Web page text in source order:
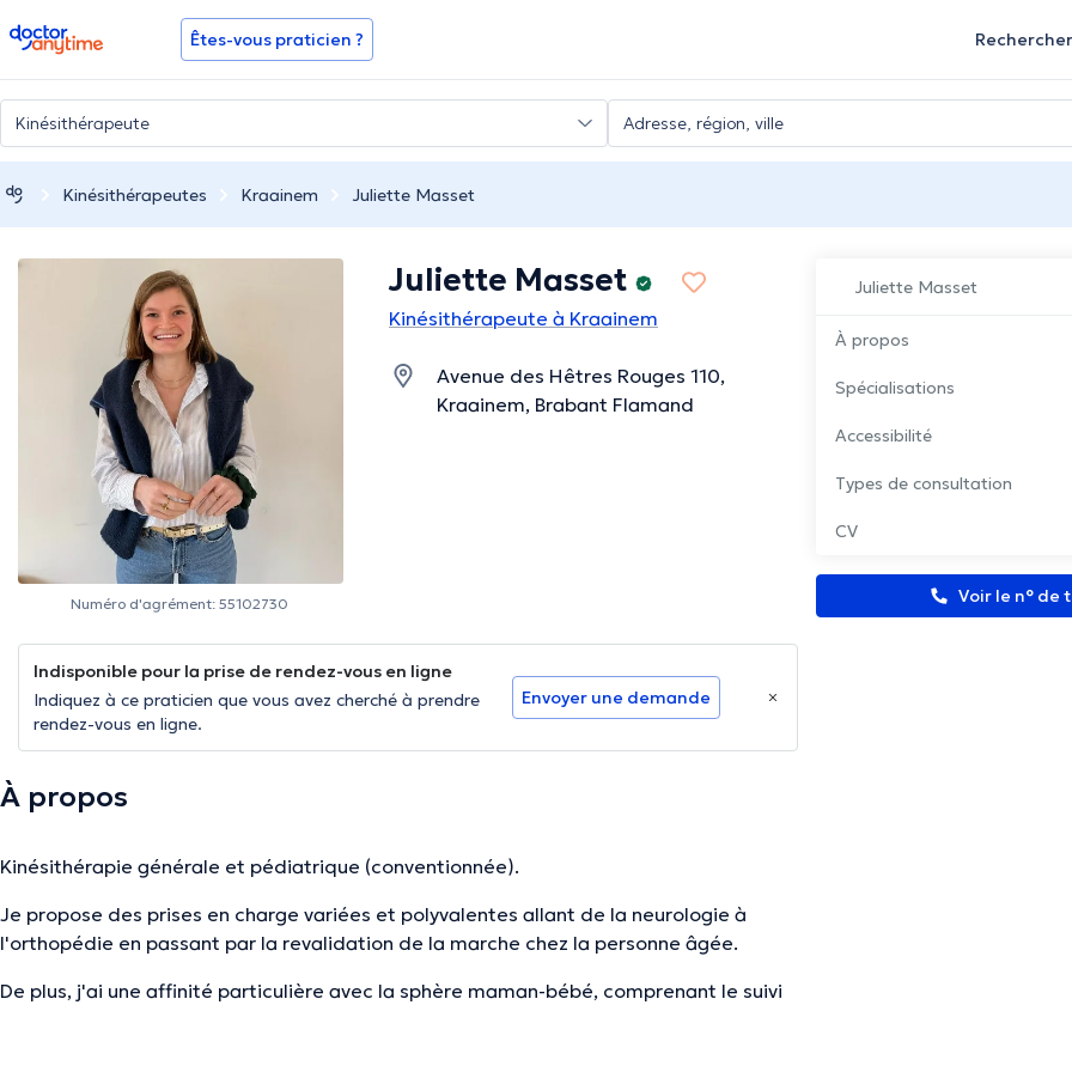
doctoranytime Êtes-vous praticien ? Rechercher
Kinésithérapeutes Kraainem Juliette Masset
Juliette Masset
À propos
Spécialisations
Accessibilité
Types de consultation
CV
Voir le n° de
Numéro d'agrément: 55102730
Juliette Masset
Kinésithérapeute à Kraainem
Avenue des Hêtres Rouges 110,
Kraainem, Brabant Flamand
Indisponible pour la prise de rendez-vous en ligne
Indiquez à ce praticien que vous avez cherché à prendre
rendez-vous en ligne.
Envoyer une demande
À propos
Kinésithérapie générale et pédiatrique (conventionnée).
Je propose des prises en charge variées et polyvalentes allant de la neurologie à
l'orthopédie en passant par la revalidation de la marche chez la personne âgée.
De plus, j'ai une affinité particulière avec la sphère maman-bébé, comprenant le suivi